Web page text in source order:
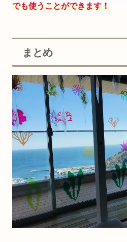
でも使うことができます！
まとめ